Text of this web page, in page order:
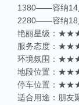
相关推荐
昆山ktv夜场哪里
昆山天外天KTV以其
1380——容纳14
2280——容纳18
艳丽星级：
服务态度：
环境氛围：
地段位置：
停车位置：
适合用途：朋友